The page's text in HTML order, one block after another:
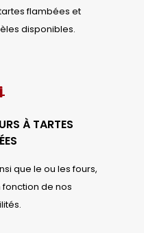
flambées et
disponibles.
À TARTES
que le ou les fours,
de nos